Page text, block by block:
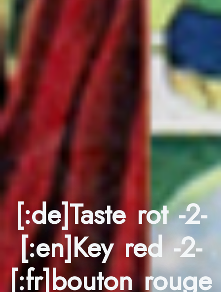
[:de]Taste rot -2-
[:en]Key red -2-
[:fr]bouton rouge